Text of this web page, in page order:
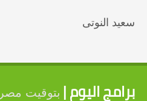
سعيد النوتى
برامج اليوم | بتوقيت مصر